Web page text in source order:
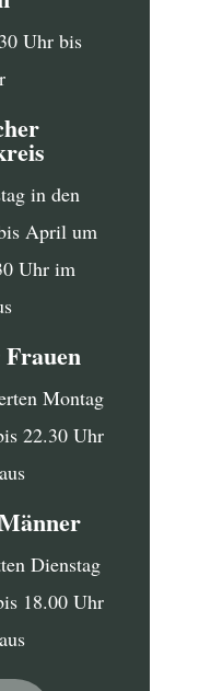
Uhr bis
in den
April um
Uhr im
Montag
22.30 Uhr
Dienstag
18.00 Uhr